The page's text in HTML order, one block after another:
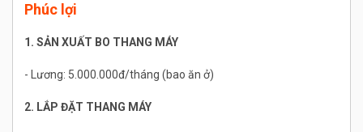
Phúc lợi
1. SẢN XUẤT BO THANG MÁY
- Lương: 5.000.000đ/tháng (bao ăn ở)
2. LẮP ĐẶT THANG MÁY